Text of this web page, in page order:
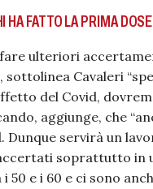
HA FATTO LA PRIMA
ulteriori
sottolinea Cavaleri
del Covid,
aggiunge, che
Dunque servirà un
soprattutto in
50 e i 60 e ci sono